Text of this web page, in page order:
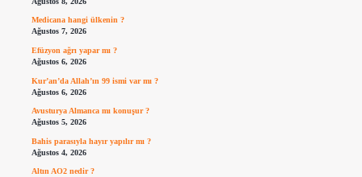
Medicana hangi ülkenin ?
Ağustos 7, 2026
Efüzyon ağrı yapar mı ?
Ağustos 6, 2026
Kur’an’da Allah’ın 99 ismi var mı ?
Ağustos 6, 2026
Avusturya Almanca mı konuşur ?
Ağustos 5, 2026
Bahis parasıyla hayır yapılır mı ?
Ağustos 4, 2026
Altın AO2 nedir ?